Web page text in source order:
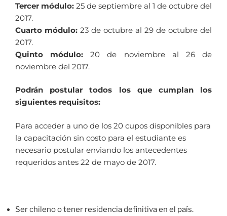
Tercer módulo: 25 de septiembre al 1 de octubre del
2017.
Cuarto módulo: 23 de octubre al 29 de octubre del
2017.
Quinto módulo: 20 de noviembre al 26 de
noviembre del 2017.
Podrán postular todos los que cumplan los
siguientes requisitos:
Para acceder a uno de los 20 cupos disponibles para
la capacitación sin costo para el estudiante es
necesario postular enviando los antecedentes
requeridos antes 22 de mayo de 2017.
Ser chileno o tener residencia definitiva en el país.